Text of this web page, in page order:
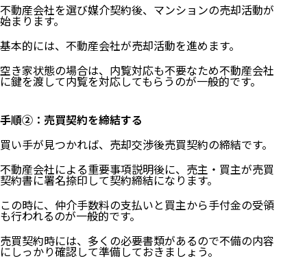
不動産会社を選び媒介契約後、マンションの売却活動が
始まります。
基本的には、不動産会社が売却活動を進めます。
空き家状態の場合は、内覧対応も不要なため不動産会社
に鍵を渡して内覧を対応してもらうのが一般的です。
手順②：売買契約を締結する
買い手が見つかれば、売却交渉後売買契約の締結です。
不動産会社による重要事項説明後に、売主・買主が売買
契約書に署名捺印して契約締結になります。
この時に、仲介手数料の支払いと買主から手付金の受領
も行われるのが一般的です。
売買契約時には、多くの必要書類があるので不備の内容
にしっかり確認して準備しておきましょう。